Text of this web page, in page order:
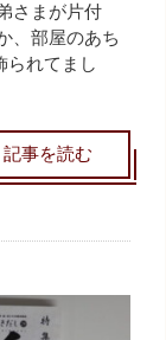
さまが片付
、部屋のあち
られてまし
記事を読む